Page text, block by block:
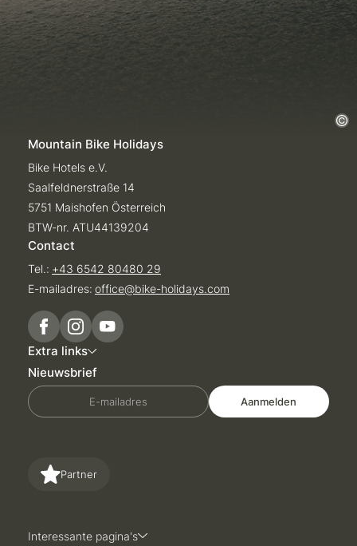
Mountain Bike Holidays
Bike Hotels e.V.
Saalfeldnerstraße 14
5751 Maishofen Österreich
BTW-nr. ATU44139204
Contact
Tel.: +43 6542 80480 29
E-mailadres: office@bike-holidays.com
Extra links
Nieuwsbrief
E-mailadres Aanmelden
Partner
Interessante pagina's